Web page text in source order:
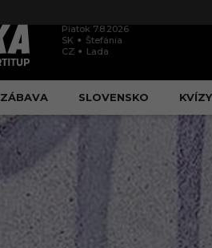
Piatok 7.8.2026
SK
Štefánia
CZ
Lada
ZÁBAVA SLOVENSKO KVÍZY